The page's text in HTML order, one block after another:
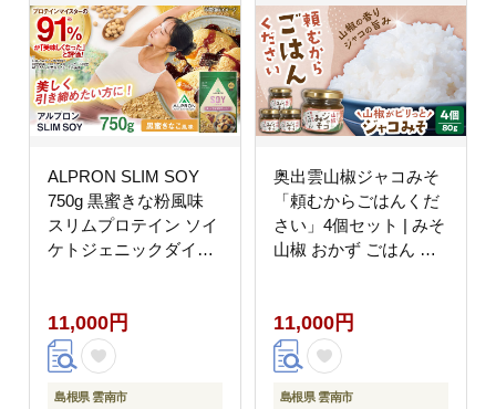
ALPRON SLIM SOY
750g 黒蜜きな粉風味
スリムプロテイン ソイ
ケトジェニックダイエ
県雲南市 [AIAL103]
11,000円
島根県 雲南市
奥出雲山椒ジャコみそ
「頼むからごはんくだ
さい」4個セット | みそ
山椒 おかず ごはん 島
11,000円
島根県 雲南市